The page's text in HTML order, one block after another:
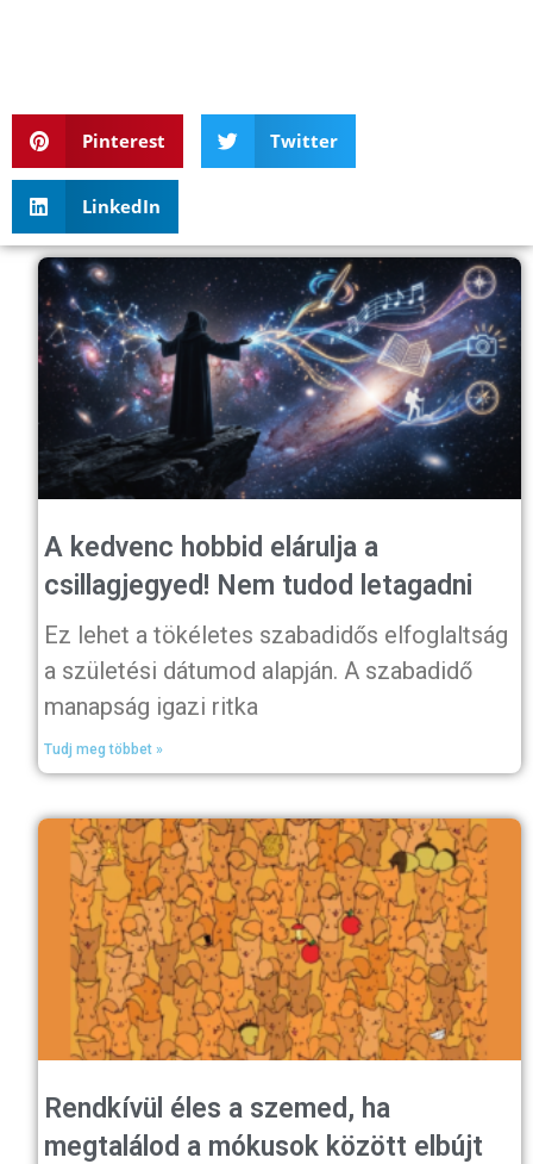
Pinterest Twitter
LinkedIn
A kedvenc hobbid elárulja a
csillagjegyed! Nem tudod letagadni
Ez lehet a tökéletes szabadidős elfoglaltság
a születési dátumod alapján. A szabadidő
manapság igazi ritka
Tudj meg többet »
Rendkívül éles a szemed, ha
megtalálod a mókusok között elbújt